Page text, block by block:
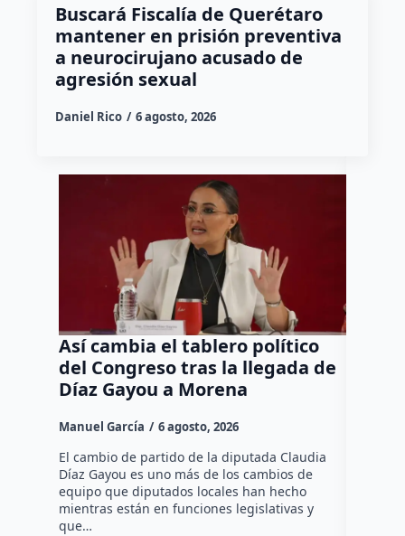
Buscará Fiscalía de Querétaro
mantener en prisión preventiva
a neurocirujano acusado de
agresión sexual
Daniel Rico 6 agosto, 2026
Así cambia el tablero político
del Congreso tras la llegada de
Díaz Gayou a Morena
Manuel García 6 agosto, 2026
El cambio de partido de la diputada Claudia
Díaz Gayou es uno más de los cambios de
equipo que diputados locales han hecho
mientras están en funciones legislativas y
que…